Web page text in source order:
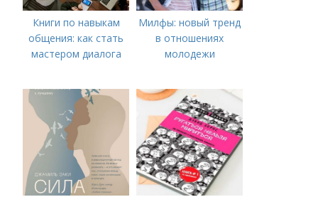
Книги по навыкам
общения: как стать
мастером диалога
Милфы: новый тренд
в отношениях
молодежи